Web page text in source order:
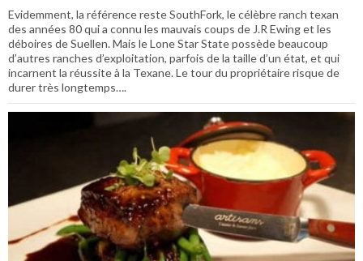
Evidemment, la référence reste SouthFork, le célèbre ranch texan
des années 80 qui a connu les mauvais coups de J.R Ewing et les
déboires de Suellen. Mais le Lone Star State possède beaucoup
d’autres ranches d’exploitation, parfois de la taille d’un état, et qui
incarnent la réussite à la Texane. Le tour du propriétaire risque de
durer très longtemps….